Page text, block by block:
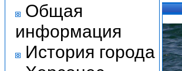
Общая
информация
История города